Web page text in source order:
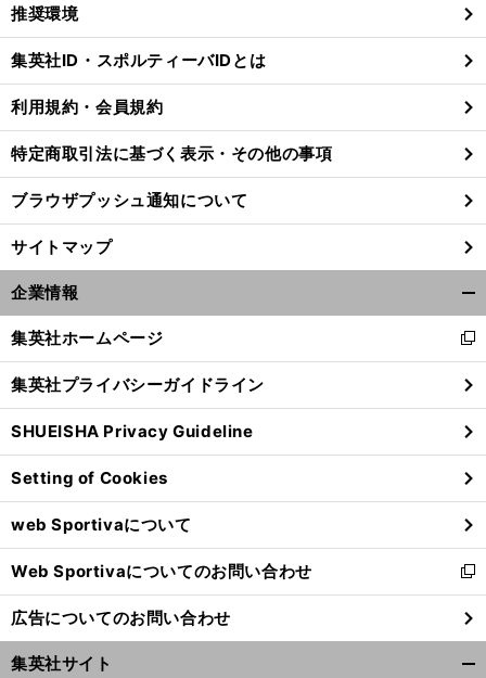
、
、
ジ
」
前
閉
る
推奨環境
集英社ID・スポルティーバIDとは
利用規約・会員規約
特定商取引法に基づく表示・その他の事項
ブラウザプッシュ通知について
サイトマップ
企業情報
閉
る
集英社ホームページ
新
し
い
ウ
ィ
ン
ド
ウ
で
開
く
集英社プライバシーガイドライン
SHUEISHA Privacy Guideline
Setting of Cookies
web Sportivaについて
Web Sportivaについてのお問い合わせ
新
し
い
ウ
ィ
広告についてのお問い合わせ
集英社サイト